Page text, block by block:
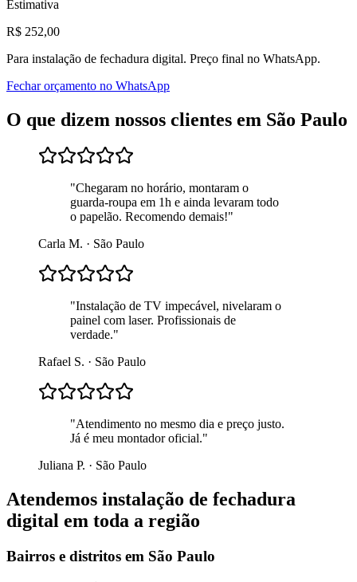
Estimativa
R$ 252,00
Para instalação de fechadura digital. Preço final no WhatsApp.
Fechar orçamento no WhatsApp
O que dizem nossos clientes em São Paulo
"Chegaram no horário, montaram o
guarda-roupa em 1h e ainda levaram todo
o papelão. Recomendo demais!"
Carla M. · São Paulo
"Instalação de TV impecável, nivelaram o
painel com laser. Profissionais de
verdade."
Rafael S. · São Paulo
"Atendimento no mesmo dia e preço justo.
Já é meu montador oficial."
Juliana P. · São Paulo
Atendemos instalação de fechadura
digital em toda a região
Bairros e distritos em São Paulo